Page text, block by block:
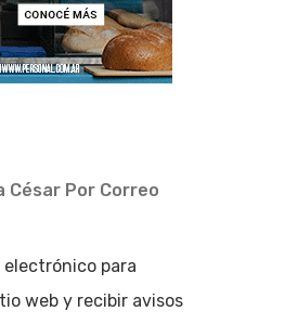
César Por Correo
para
web y recibir avisos